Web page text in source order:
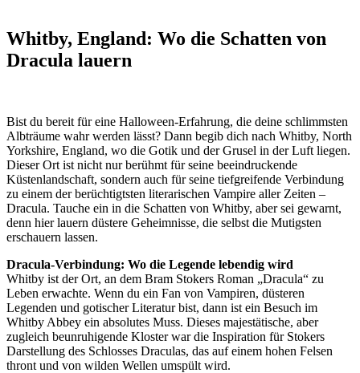
Whitby, England: Wo die Schatten von
Dracula lauern
Bist du bereit für eine Halloween-Erfahrung, die deine schlimmsten
Albträume wahr werden lässt? Dann begib dich nach Whitby, North
Yorkshire, England, wo die Gotik und der Grusel in der Luft liegen.
Dieser Ort ist nicht nur berühmt für seine beeindruckende
Küstenlandschaft, sondern auch für seine tiefgreifende Verbindung
zu einem der berüchtigtsten literarischen Vampire aller Zeiten –
Dracula. Tauche ein in die Schatten von Whitby, aber sei gewarnt,
denn hier lauern düstere Geheimnisse, die selbst die Mutigsten
erschauern lassen.
Dracula-Verbindung: Wo die Legende lebendig wird
Whitby ist der Ort, an dem Bram Stokers Roman „Dracula“ zu
Leben erwachte. Wenn du ein Fan von Vampiren, düsteren
Legenden und gotischer Literatur bist, dann ist ein Besuch im
Whitby Abbey ein absolutes Muss. Dieses majestätische, aber
zugleich beunruhigende Kloster war die Inspiration für Stokers
Darstellung des Schlosses Draculas, das auf einem hohen Felsen
thront und von wilden Wellen umspült wird.